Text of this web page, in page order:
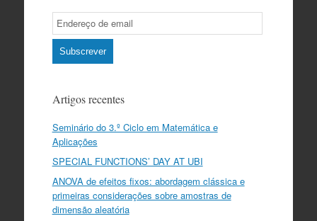
Email
Subscription
Subscrever
Artigos recentes
Seminário do 3.º Ciclo em Matemática e
Aplicações
SPECIAL FUNCTIONS’ DAY AT UBI
ANOVA de efeitos fixos: abordagem clássica e
primeiras considerações sobre amostras de
dimensão aleatória